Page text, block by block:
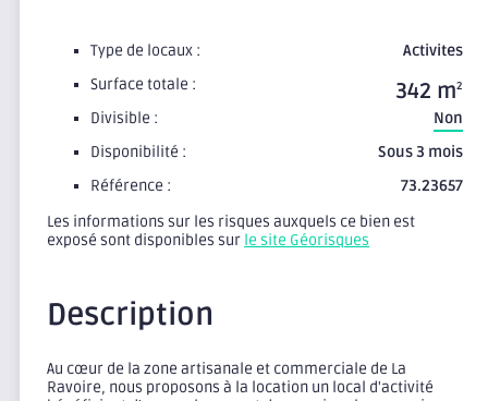
Type de locaux :
Activites
Surface totale :
342 m2
Divisible :
Non
Disponibilité :
Sous 3 mois
Référence :
73.23657
Les informations sur les risques auxquels ce bien est
exposé sont disponibles sur le site Géorisques
Description
Au cœur de la zone artisanale et commerciale de La
Ravoire, nous proposons à la location un local d'activité